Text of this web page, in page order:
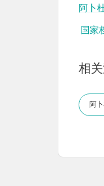
阿卜
国家
相
阿